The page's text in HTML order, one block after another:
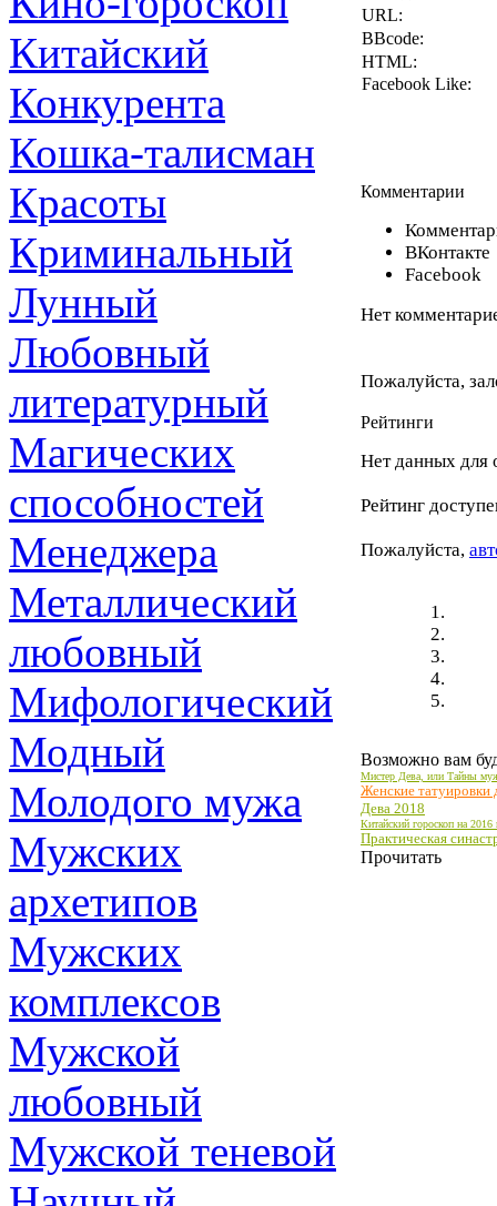
Китайский
Конкурента
Кошка-талисман
Красоты
Криминальный
Лунный
Любовный
литературный
Магических
способностей
Менеджера
Металлический
любовный
Мифологический
Модный
Молодого мужа
Мужских
архетипов
Мужских
комплексов
Мужской
любовный
Мужской теневой
URL:
BBcode:
HTML:
Facebook Like:
Комментарии
ВКонтакте
Facebook
Нет
Пожалуйста,
Рейтинги
Нет данных для
Рейтинг
Пожалуйста,
Возможно вам
Мистер Дева, или Тайны
Женские татуировки
Дева 2018
Китайский гороскоп на
Практическая
Прочитать